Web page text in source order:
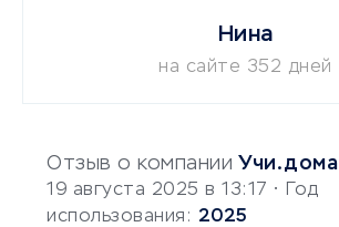
Отзыв о компании Учи.дома
19 августа 2025 в 13:17 • Год
использования: 2025
Нина
на сайте 352 дней